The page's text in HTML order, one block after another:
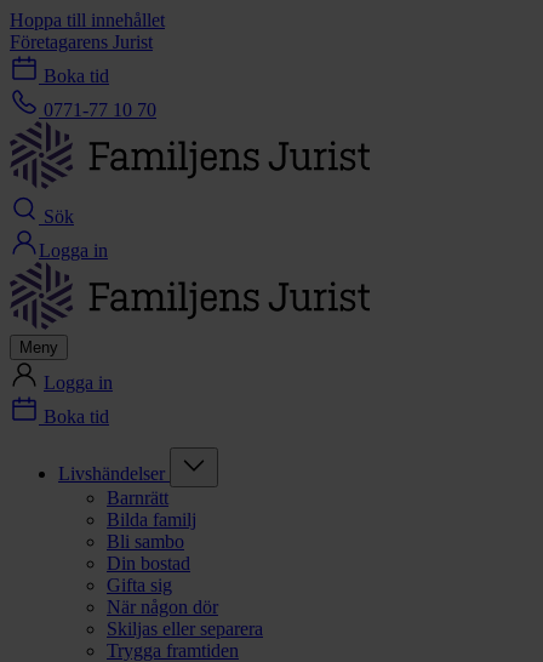
Hoppa till innehållet
Företagarens Jurist
Boka tid
0771-77 10 70
Sök
Logga in
Meny
Logga in
Boka tid
Livshändelser
Barnrätt
Bilda familj
Bli sambo
Din bostad
Gifta sig
När någon dör
Skiljas eller separera
Trygga framtiden